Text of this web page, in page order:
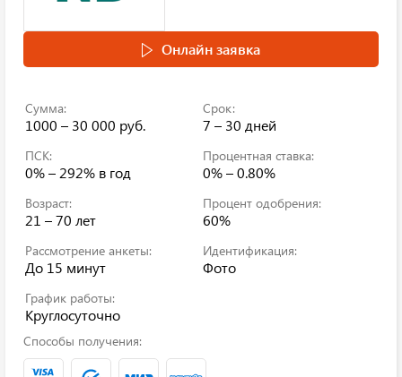
Онлайн заявка
Сумма:
1000 – 30 000 руб.
Срок:
7 – 30 дней
ПСК:
0% – 292% в год
Процентная ставка:
0% – 0.80%
Возраст:
21 – 70 лет
Процент одобрения:
60%
Рассмотрение анкеты:
До 15 минут
Идентификация:
Фото
График работы:
Круглосуточно
Способы получения: